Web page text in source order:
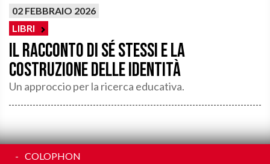
02 FEBBRAIO 2026
LIBRI
Il racconto di sé stessi e la
costruzione delle identità
Un approccio per la ricerca educativa.
COLOPHON